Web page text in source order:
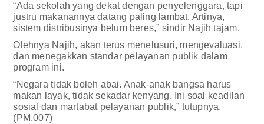
“Ada sekolah yang dekat dengan penyelenggara, tapi
justru makanannya datang paling lambat. Artinya,
sistem distribusinya belum beres,” sindir Najih tajam.
Olehnya Najih, akan terus menelusuri, mengevaluasi,
dan menegakkan standar pelayanan publik dalam
program ini.
“Negara tidak boleh abai. Anak-anak bangsa harus
makan layak, tidak sekadar kenyang. Ini soal keadilan
sosial dan martabat pelayanan publik,” tutupnya.
(PM.007)